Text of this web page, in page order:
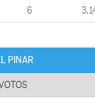
6
PINAR